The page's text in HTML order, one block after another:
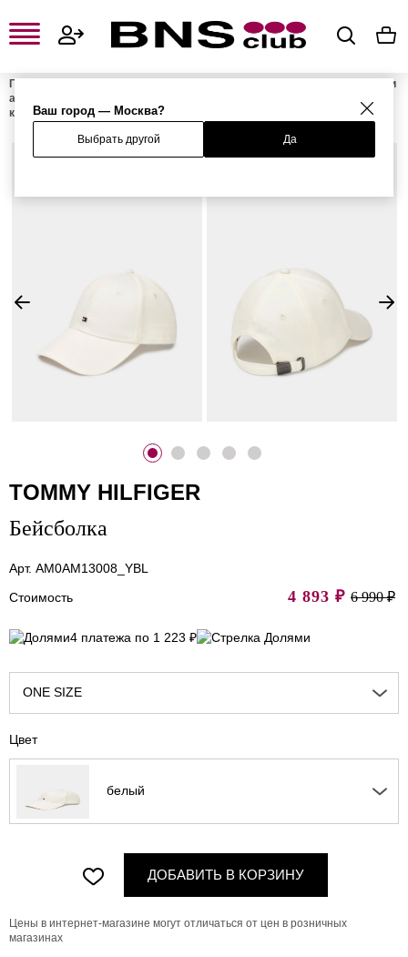
Ваш город — Москва?
Выбрать другой Да
Главная
Мужские сумки и
аксессуары
кепки
Бейсболка
TOMMY HILFIGER
Бейсболка
Арт. AM0AM13008_YBL
Стоимость
4 893 ₽ 6 990 ₽
4 платежа по 1 223 ₽
ONE SIZE
Цвет
белый
ДОБАВИТЬ В КОРЗИНУ
Цены в интернет-магазине могут отличаться от цен в розничных
магазинах